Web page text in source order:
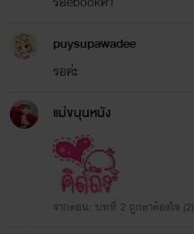
puysupawadee
รอค่ะ
แม่ขนุนหนัง
จากตอน: บทที่ 2 ถูกตาต้องใจ (2)